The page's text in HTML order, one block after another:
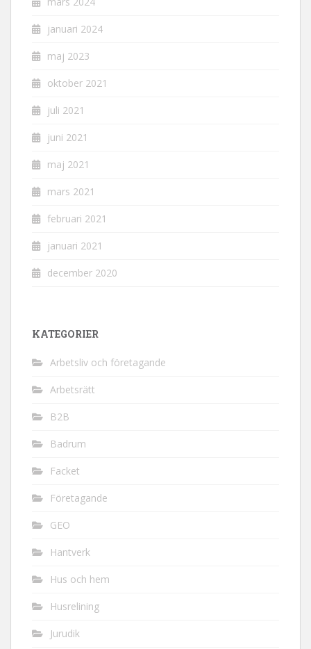
januari 2024
maj 2023
oktober 2021
juli 2021
juni 2021
maj 2021
mars 2021
februari 2021
januari 2021
december 2020
KATEGORIER
Arbetsliv och företagande
Arbetsrätt
B2B
Badrum
Facket
Företagande
GEO
Hantverk
Hus och hem
Husrelining
Jurudik